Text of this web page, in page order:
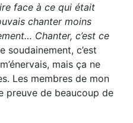
face à ce qui était
chanter moins
Chanter, c’est ce
soudainement, c’est
mais ça ne
Les membres de mon
preuve de beaucoup de